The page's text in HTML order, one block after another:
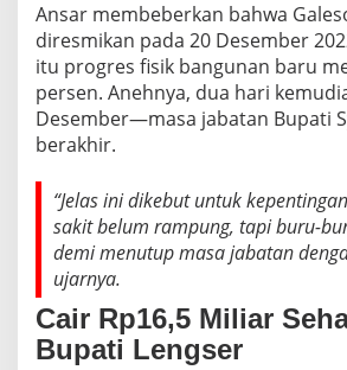
H
a
b
s
!
Ansar membeberkan bahwa
diresmikan pada 20 Desember
itu progres fisik bangunan baru
persen. Anehnya, dua hari
Desember—masa jabatan Bupati
berakhir.
“Jelas ini dikebut untuk
sakit belum rampung, tapi buru-
demi menutup masa jabatan
ujarnya.
Cair Rp16,5 Miliar
Bupati Lengser